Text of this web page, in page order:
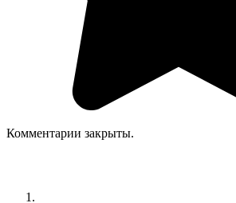
Комментарии закрыты.